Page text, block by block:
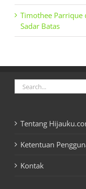
Timothee Parrique
Sadar Batas
Search
for:
Tentang
Ketentuan
Kontak